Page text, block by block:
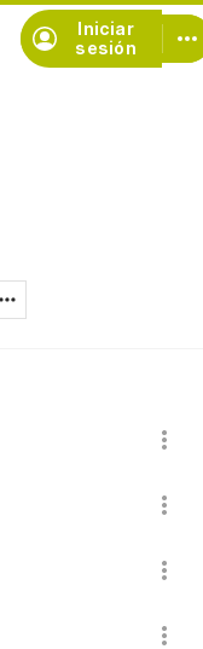
Iniciar
sesión